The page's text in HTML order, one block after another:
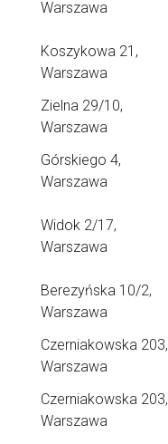
Warszawa
Koszykowa 21,
Warszawa
Zielna 29/10,
Warszawa
Górskiego 4,
Warszawa
Widok 2/17,
Warszawa
Berezyńska 10/2,
Warszawa
Czerniakowska 203,
Warszawa
Czerniakowska 203,
Warszawa